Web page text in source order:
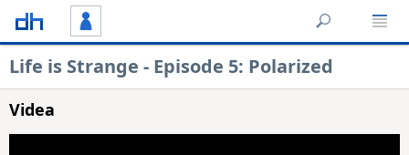
Life is Strange - Episode 5: Polarized
Videa